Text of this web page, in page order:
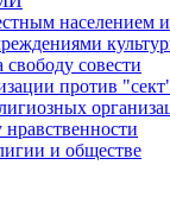
населением
совести
против
и обществе